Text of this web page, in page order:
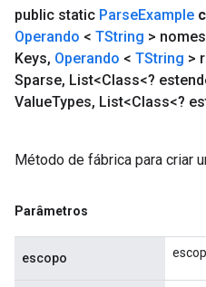
public static ParseExample
Operando < TString > nomes
Keys, Operando < TString >
Sparse, List<Class<?
ValueTypes, List<Class<?
Método de fábrica para criar
Parâmetros
escopo